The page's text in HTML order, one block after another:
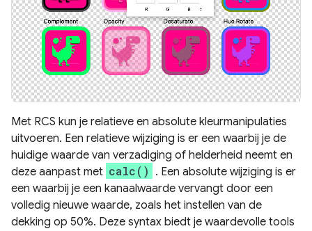
Met RCS kun je relatieve en absolute kleurmanipulaties
uitvoeren. Een relatieve wijziging is er een waarbij je de
huidige waarde van verzadiging of helderheid neemt en
deze aanpast met calc() . Een absolute wijziging is er
een waarbij je een kanaalwaarde vervangt door een
volledig nieuwe waarde, zoals het instellen van de
dekking op 50%. Deze syntax biedt je waardevolle tools